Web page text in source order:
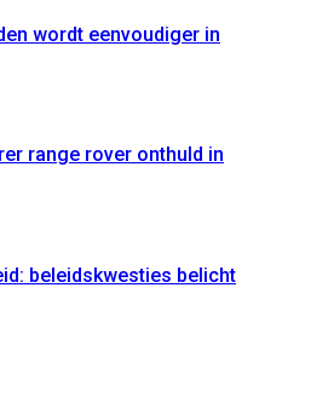
wordt eenvoudiger in
range rover onthuld in
beleidskwesties belicht